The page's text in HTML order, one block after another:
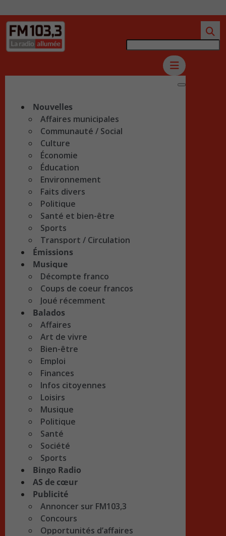
Nouvelles
Affaires municipales
Communauté / Social
Culture
Économie
Éducation
Environnement
Faits divers
Politique
Santé et bien-être
Sports
Transport / Circulation
Émissions
Musique
Décompte franco
Coups de coeur francos
Joué récemment
Balados
Affaires
Art de vivre
Bien-être
Emploi
Finances
Infos citoyennes
Loisirs
Musique
Politique
Santé
Société
Sports
Bingo Radio
AS de cœur
Publicité
Annoncer sur FM103,3
Concours
Opportunités d’affaires